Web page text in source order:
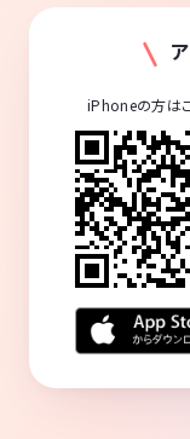
iPhoneの方は